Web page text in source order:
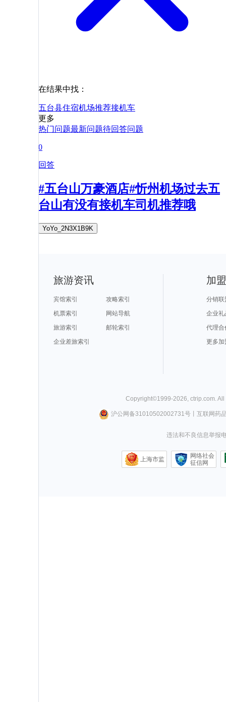
在结果中找：
五台县住宿机场推荐接机车
更多
热门问题最新问题待回答问题
0
回答
#五台山万豪酒店#忻州机场过去五
台山有没有接机车司机推荐哦
YoYo_2N3X1B9K
旅游资讯
宾馆索引
攻略索引
机票索引
网站导航
旅游索引
邮轮索引
企业差旅索引
加
分销联
企业礼
代理合
更多加
Copyright©1999-2026 ctrip.com .
沪公网备31010502002731号丨 互联网药
违法和不良信息举报
上海市监
网络社会
征信网